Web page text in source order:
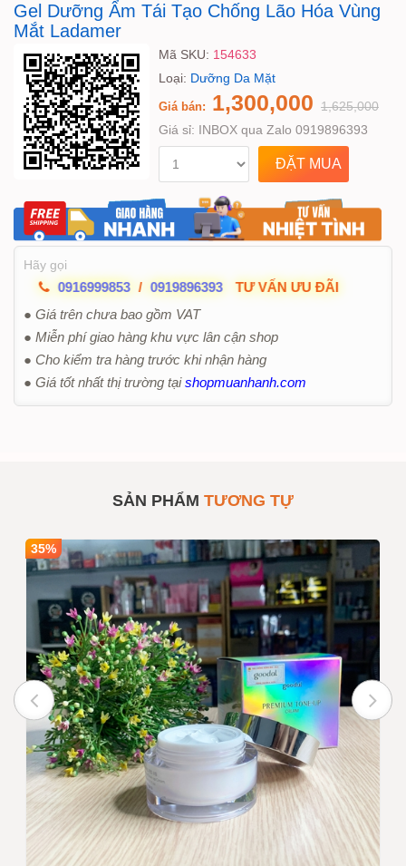
Gel Dưỡng Ẩm Tái Tạo Chống Lão Hóa Vùng
Mắt Ladamer
Mã SKU: 154633
Loại: Dưỡng Da Mặt
Giá bán: 1,300,000 1,625,000
Giá sỉ: INBOX qua Zalo 0919896393
Hãy gọi
0916999853 / 0919896393
TƯ VẤN ƯU ĐÃI
● Giá trên chưa bao gồm VAT
● Miễn phí giao hàng khu vực lân cận shop
● Cho kiểm tra hàng trước khi nhận hàng
● Giá tốt nhất thị trường tạishopmuanhanh.com
SẢN PHẨM TƯƠNG TỰ
35%